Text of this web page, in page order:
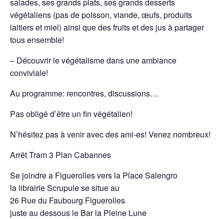
végétaliens (pas de poisson, viande, œufs, produits
laitiers et miel) ainsi que des fruits et des jus à partager
tous ensemble!
– Découvrir le végétalisme dans une ambiance
conviviale!
Au programme: rencontres, discussions…
Pas obligé d’être un fin végétalien!
N’hésitez pas à venir avec des ami-es! Venez nombreux!
Arrêt Tram 3 Plan Cabannes
Se joindre a Figuerolles vers la Place Salengro
la librairie Scrupule se situe au
26 Rue du Faubourg Figuerolles
juste au dessous le Bar la Pleine Lune